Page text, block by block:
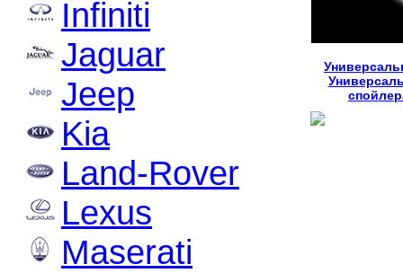
Infiniti
Jaguar
Jeep
Kia
Land-Rover
Lexus
Maserati